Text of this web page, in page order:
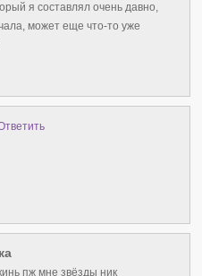
я составлял очень давно,
может еще что-то уже
пж мне звёзды ник